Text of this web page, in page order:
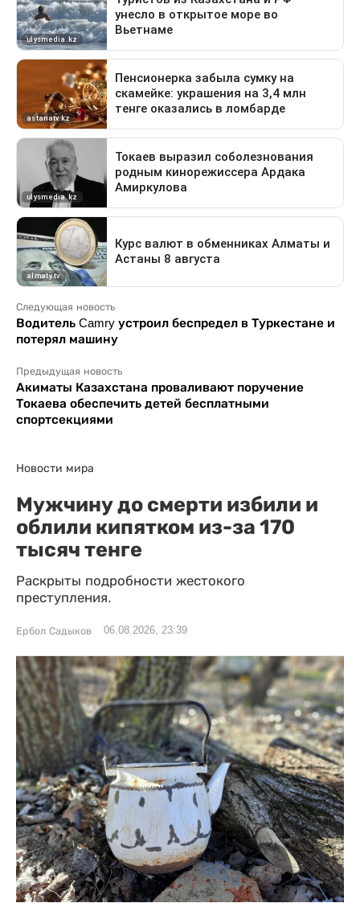
Следующая новость
Водитель Camry устроил беспредел в Туркестане и
потерял машину
Предыдущая новость
Акиматы Казахстана проваливают поручение
Токаева обеспечить детей бесплатными
спортсекциями
Новости мира
Мужчину до смерти избили и
облили кипятком из-за 170
тысяч тенге
Раскрыты подробности жестокого
преступления.
Ербол Садыков 06.08.2026, 23:39